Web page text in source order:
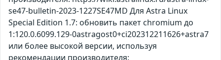
se47-bulletin-2023-1227SE47MD Для Astra Linux
Special Edition 1.7: обновить пакет chromium до
1:120.0.6099.129-0astragost0+ci202312211626+astra7
или более высокой версии, используя
рекомендации производителя: